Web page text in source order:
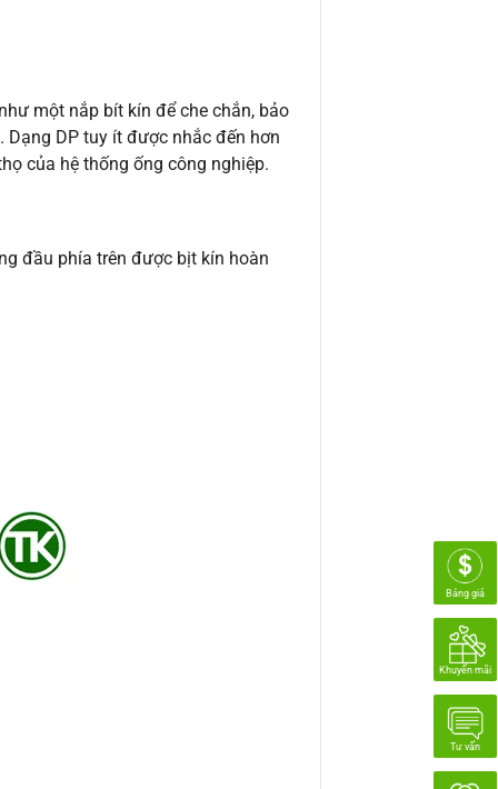
một nắp bít kín để che chắn, bảo
Dạng DP tuy ít được nhắc đến hơn
của hệ thống ống công nghiệp.
đầu phía trên được bịt kín hoàn
Bảng giá
Khuyến mãi
Tư vấn